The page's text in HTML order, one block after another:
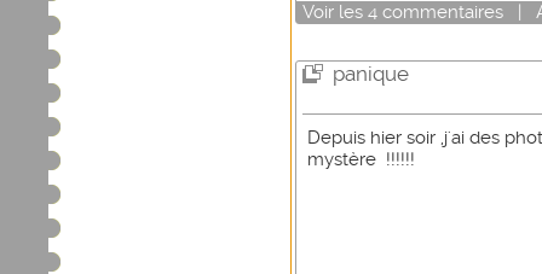
Voir les 4 commentaires |
panique
Depuis hier soir ,j'ai des
mystère !!!!!!